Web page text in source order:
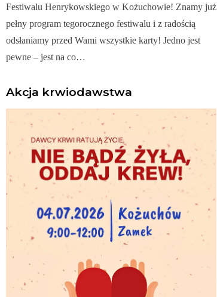
Festiwalu Henrykowskiego w Kożuchowie! Znamy już
pełny program tegorocznego festiwalu i z radością
odsłaniamy przed Wami wszystkie karty! Jedno jest
pewne – jest na co…
Akcja krwiodawstwa